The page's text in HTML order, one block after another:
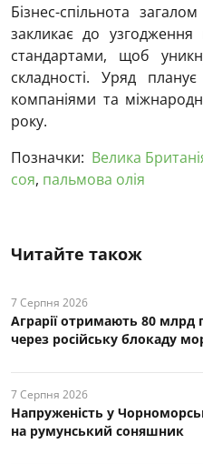
Бізнес-спільнота
закликає до
стандартами, щоб
складності. Уряд
компаніями та
року.
Позначки: Велика
соя, пальмова олія
Читайте також
7 Серпня 2026
Аграрії отримають 80 млрд
через російську блокаду
7 Серпня 2026
Напруженість у
на румунський соняшник